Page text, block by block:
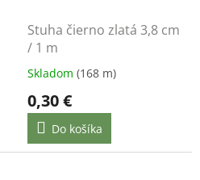
Stuha čierno zlatá 3,8 cm
/ 1 m
Skladom (168 m)
0,30 €
Do košíka